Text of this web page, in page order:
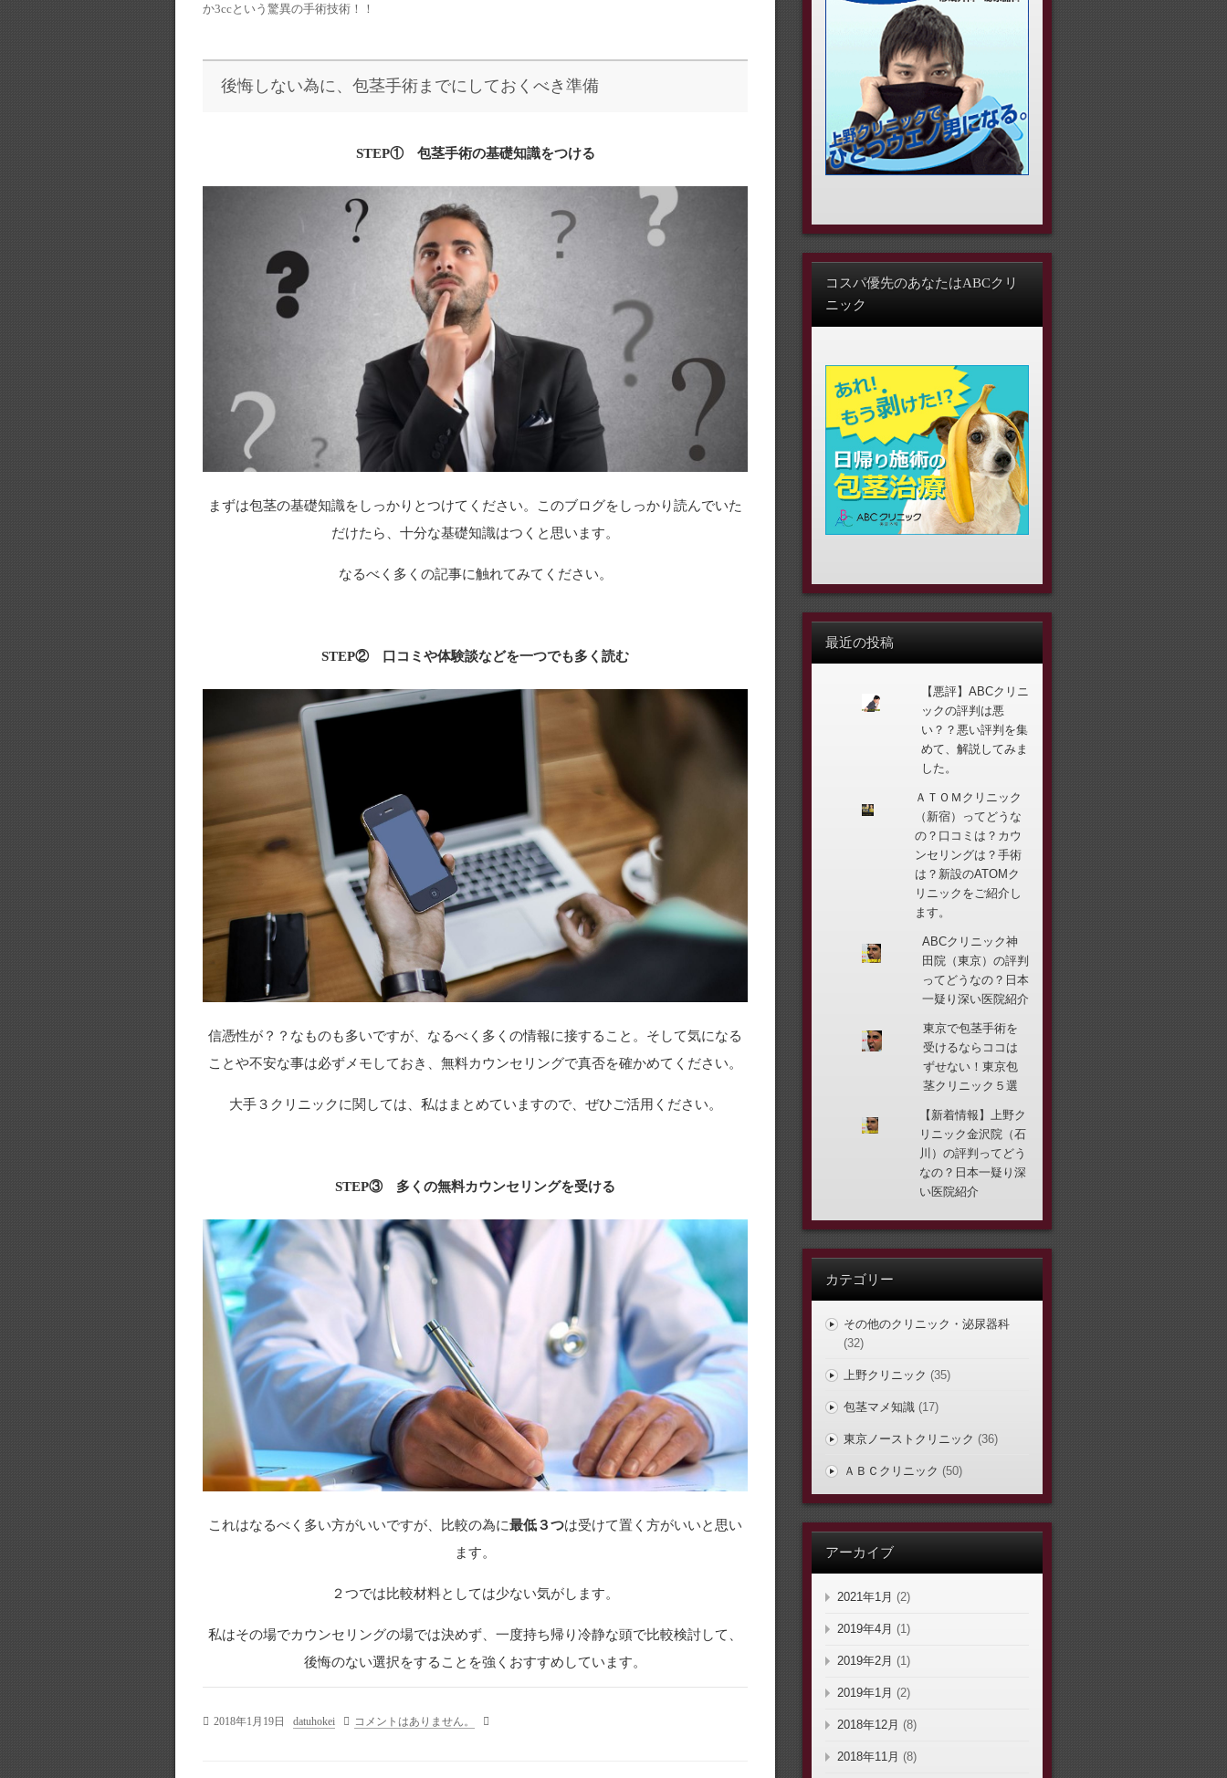
か3ccという驚異の手術技術！！
後悔しない為に、包茎手術までにしておくべき準備
STEP① 包茎手術の基礎知識をつける
まずは包茎の基礎知識をしっかりとつけてください。このブログをしっかり読んでいた
だけたら、十分な基礎知識はつくと思います。
なるべく多くの記事に触れてみてください。
STEP② 口コミや体験談などを一つでも多く読む
信憑性が？？なものも多いですが、なるべく多くの情報に接すること。そして気になる
ことや不安な事は必ずメモしておき、無料カウンセリングで真否を確かめてください。
大手３クリニックに関しては、私はまとめていますので、ぜひご活用ください。
STEP③ 多くの無料カウンセリングを受ける
これはなるべく多い方がいいですが、比較の為に最低３つは受けて置く方がいいと思い
ます。
２つでは比較材料としては少ない気がします。
私はその場でカウンセリングの場では決めず、一度持ち帰り冷静な頭で比較検討して、
後悔のない選択をすることを強くおすすめしています。
2018年1月19日 datuhokei コメントはありません。
コスパ優先のあなたはABCクリ
ニック
最近の投稿
【悪評】ABCクリニ
ックの評判は悪
い？？悪い評判を集
めて、解説してみま
した。
ＡＴＯＭクリニック
（新宿）ってどうな
の？口コミは？カウ
ンセリングは？手術
は？新設のATOMク
リニックをご紹介し
ます。
ABCクリニック神
田院（東京）の評判
ってどうなの？日本
一疑り深い医院紹介
東京で包茎手術を
受けるならココは
ずせない！東京包
茎クリニック５選
【新着情報】上野ク
リニック金沢院（石
川）の評判ってどう
なの？日本一疑り深
い医院紹介
カテゴリー
その他のクリニック・泌尿器科
(32)
上野クリニック (35)
包茎マメ知識(17)
東京ノーストクリニック (36)
ＡＢＣクリニック (50)
アーカイブ
2021年1月 (2)
2019年4月 (1)
2019年2月 (1)
2019年1月 (2)
2018年12月 (8)
2018年11月 (8)